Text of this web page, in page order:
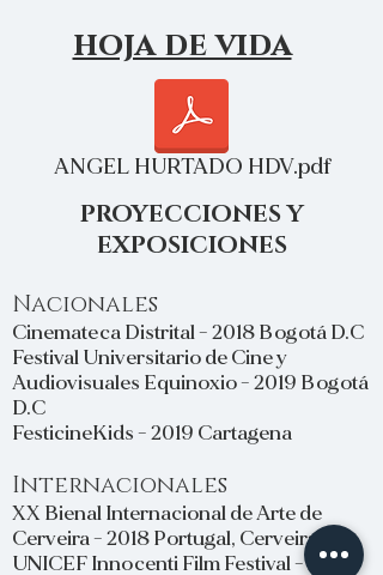
hoja de vida
ANGEL HURTADO HDV.pdf
PROYECCIONES Y
EXPOSICIONES
Nacionales
Cinemateca Distrital - 2018 Bogotá D.C
Festival Universitario de Cine y
Audiovisuales Equinoxio - 2019 Bogotá
D.C
FesticineKids - 2019 Cartagena
Internacionales
XX Bienal Internacional de Arte de
Cerveira - 2018 Portugal, Cerveira
UNICEF Innocenti Film Festival - 2019